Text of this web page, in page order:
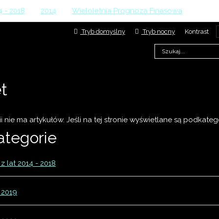
Tryb domyślny Tryb nocny Kontrast
- 2018 2014 Wieloletnia Prognoza Finasowa
nie ma artykułów. Jeśli na tej stronie wyświetlane są
lat 2014 - 2018